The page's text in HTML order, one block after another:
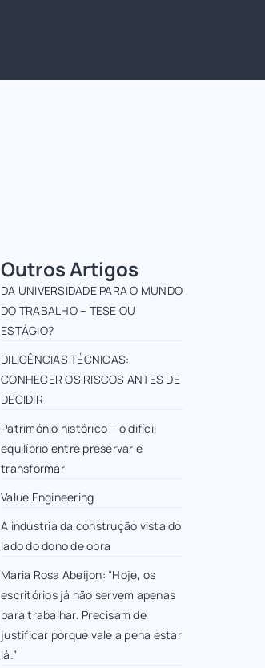
Outros Artigos
DA UNIVERSIDADE PARA O MUNDO
DO TRABALHO – TESE OU
ESTÁGIO?
DILIGÊNCIAS TÉCNICAS:
CONHECER OS RISCOS ANTES DE
DECIDIR
Património histórico – o difícil
equilíbrio entre preservar e
transformar
Value Engineering
A indústria da construção vista do
lado do dono de obra
Maria Rosa Abeijon: “Hoje, os
escritórios já não servem apenas
para trabalhar. Precisam de
justificar porque vale a pena estar
lá.”